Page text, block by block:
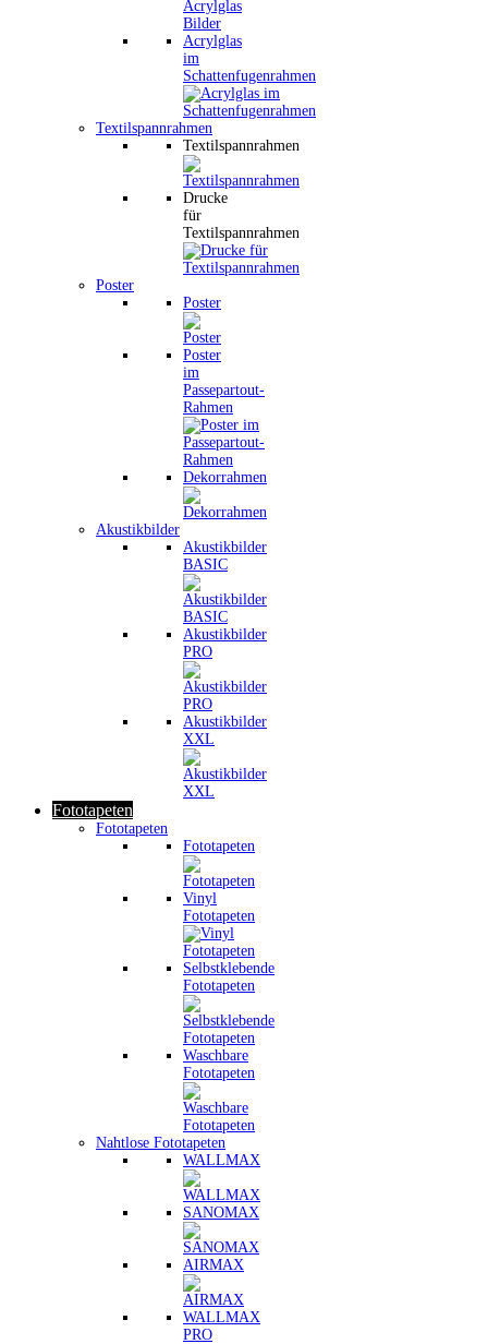
Acrylglas
im
Schattenfugenrahmen
Textilspannrahmen
Textilspannrahmen
Drucke
für
Textilspannrahmen
Poster
Poster
Poster
im
Passepartout-
Rahmen
Dekorrahmen
Akustikbilder
Akustikbilder
BASIC
Akustikbilder
PRO
Akustikbilder
XXL
Fototapeten
Fototapeten
Fototapeten
Vinyl
Fototapeten
Selbstklebende
Fototapeten
Waschbare
Fototapeten
Nahtlose Fototapeten
WALLMAX
SANOMAX
AIRMAX
WALLMAX
PRO